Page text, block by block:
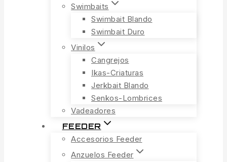
Swimbaits
Swimbait Blando
Swimbait Duro
Vinilos
Cangrejos
Ikas-Criaturas
Jerkbait Blando
Senkos-Lombrices
Vadeadores
FEEDER
Accesorios Feeder
Anzuelos Feeder